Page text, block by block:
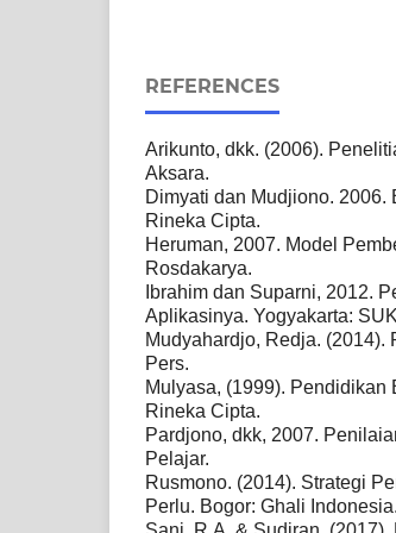
REFERENCES
Arikunto, dkk. (2006).
Aksara.
Dimyati dan Mudjiono. 2006.
Rineka Cipta.
Heruman, 2007. Model
Rosdakarya.
Ibrahim dan Suparni, 2012.
Aplikasinya. Yogyakarta:
Mudyahardjo, Redja.
Pers.
Mulyasa, (1999). Pendidikan
Rineka Cipta.
Pardjono, dkk, 2007.
Pelajar.
Rusmono. (2014). Strategi
Perlu. Bogor: Ghali Indonesia.